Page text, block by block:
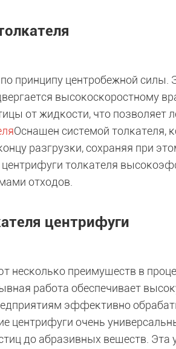
принципу центробежной силы.
высокоскоростному
от жидкости, что позволяет
Оснащен системой толкателя,
разгрузки, сохраняя при
центрифуги толкателя
отходов.
центрифуги
преимуществ в
работа обеспечивает
эффективно
центрифуги очень
до абразивных веществ. Эта